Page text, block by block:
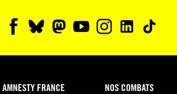
AMNESTY FRANCE NOS COMBATS